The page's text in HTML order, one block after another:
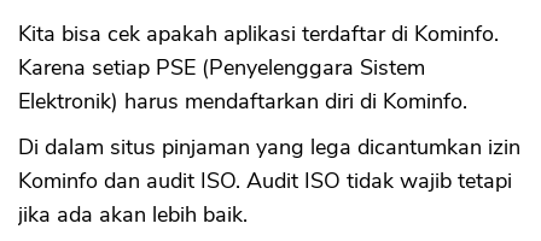
Kita bisa cek apakah aplikasi terdaftar di Kominfo.
Karena setiap PSE (Penyelenggara Sistem
Elektronik) harus mendaftarkan diri di Kominfo.
Di dalam situs pinjaman yang lega dicantumkan izin
Kominfo dan audit ISO. Audit ISO tidak wajib tetapi
jika ada akan lebih baik.